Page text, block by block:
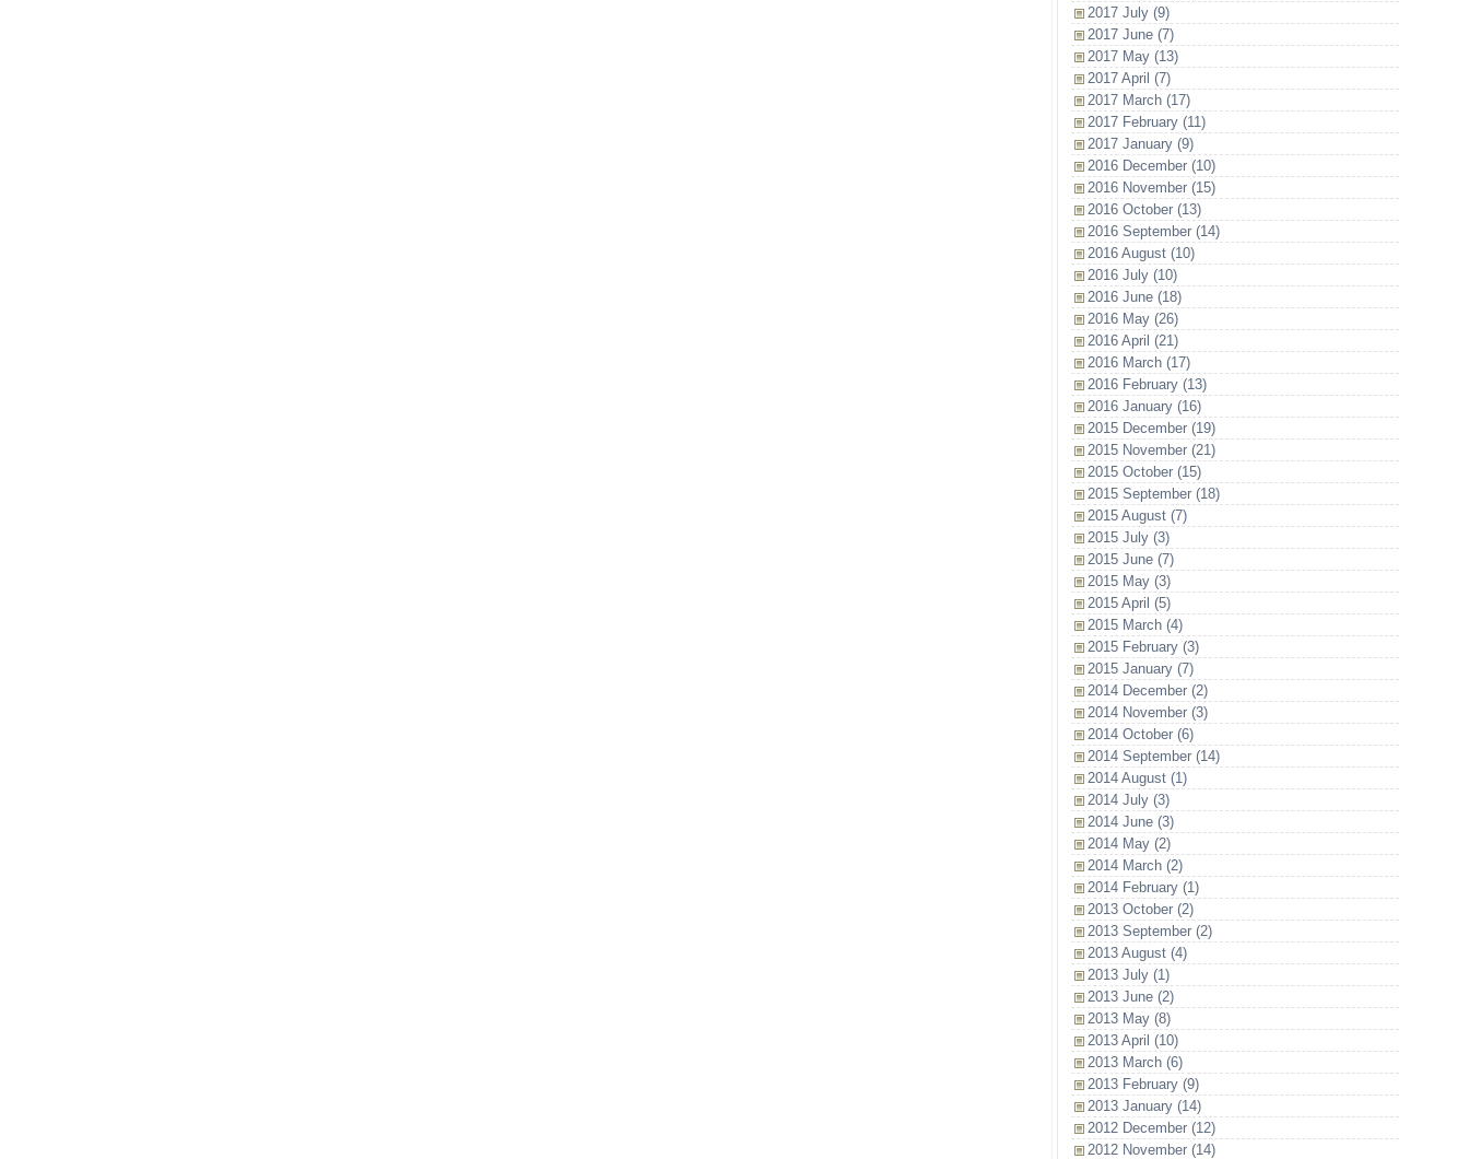
2017 July (9)
2017 June (7)
2017 May (13)
2017 April (7)
2017 March (17)
2017 February (11)
2017 January (9)
2016 December (10)
2016 November (15)
2016 October (13)
2016 September (14)
2016 August (10)
2016 July (10)
2016 June (18)
2016 May (26)
2016 April (21)
2016 March (17)
2016 February (13)
2016 January (16)
2015 December (19)
2015 November (21)
2015 October (15)
2015 September (18)
2015 August (7)
2015 July (3)
2015 June (7)
2015 May (3)
2015 April (5)
2015 March (4)
2015 February (3)
2015 January (7)
2014 December (2)
2014 November (3)
2014 October (6)
2014 September (14)
2014 August (1)
2014 July (3)
2014 June (3)
2014 May (2)
2014 March (2)
2014 February (1)
2013 October (2)
2013 September (2)
2013 August (4)
2013 July (1)
2013 June (2)
2013 May (8)
2013 April (10)
2013 March (6)
2013 February (9)
2013 January (14)
2012 December (12)
2012 November (14)